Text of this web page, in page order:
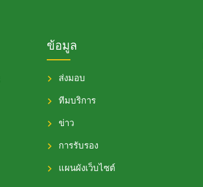
ข้อมูล
ส่งมอบ
ทีมบริการ
ข่าว
การรับรอง
แผนผังเว็บไซต์